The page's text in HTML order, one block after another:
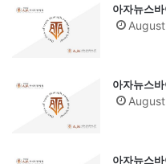
아자뉴스
아자뉴스
아자뉴스